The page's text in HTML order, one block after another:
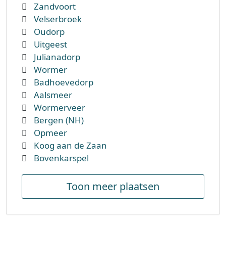
Zandvoort
Velserbroek
Oudorp
Uitgeest
Julianadorp
Wormer
Badhoevedorp
Aalsmeer
Wormerveer
Bergen (NH)
Opmeer
Koog aan de Zaan
Bovenkarspel
Toon meer plaatsen